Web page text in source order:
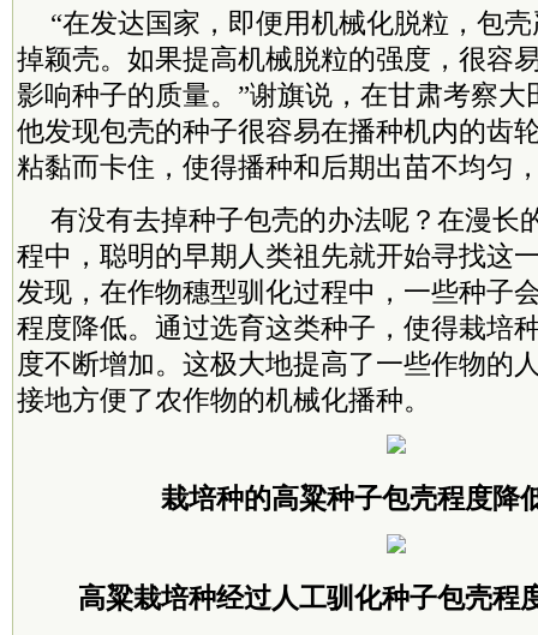
“在发达国家，即便用机械化脱粒，包
掉颖壳。如果提高机械脱粒的强度，很容
影响种子的质量。”谢旗说，在甘肃考察
他发现包壳的种子很容易在播种机内的齿
粘黏而卡住，使得播种和后期出苗不均匀
有没有去掉种子包壳的办法呢？在漫长
程中，聪明的早期人类祖先就开始寻找这
发现，在作物穗型驯化过程中，一些种子
程度降低。通过选育这类种子，使得栽培
度不断增加。这极大地提高了一些作物的
接地方便了农作物的机械化播种。
栽培种的高粱种子包壳程度降
高粱栽培种经过人工驯化种子包壳程